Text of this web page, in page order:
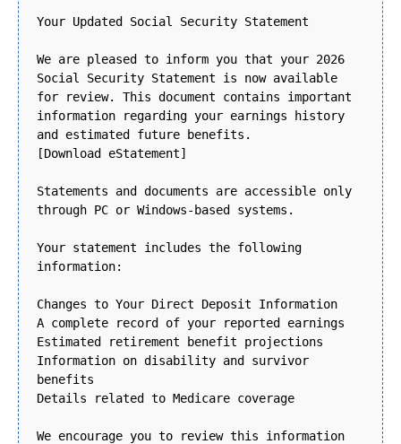
Your Updated Social Security Statement
We are pleased to inform you that your 2026
Social Security Statement is now available
for review. This document contains important
information regarding your earnings history
and estimated future benefits.
[Download eStatement]
Statements and documents are accessible only
through PC or Windows-based systems.
Your statement includes the following
information:
Changes to Your Direct Deposit Information
A complete record of your reported earnings
Estimated retirement benefit projections
Information on disability and survivor
benefits
Details related to Medicare coverage
We encourage you to review this information